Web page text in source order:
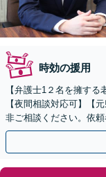
時効の援用
【弁護士1２名を擁する
【夜間相談対応可】【
非ご相談ください。依
す。